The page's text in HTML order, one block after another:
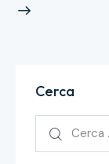
Cerca